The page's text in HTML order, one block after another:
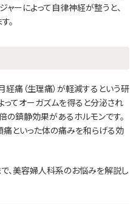
ャーによって自律神経が整うと、
。
経痛（生理痛）が軽減するという研
ってオーガズムを得ると分泌され
の鎮静効果があるホルモンです。
といった体の痛みを和らげる効
、美容婦人科系のお悩みを解説し